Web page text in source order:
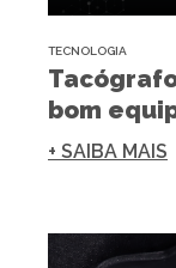
TECNOLOGIA
bom
+ SAIBA MAIS